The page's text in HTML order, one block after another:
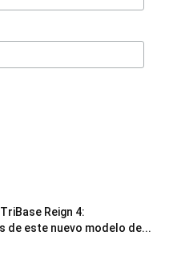
Reign 4:
de este nuevo modelo de...